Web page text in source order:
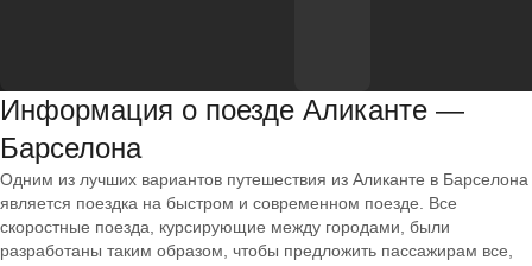
Информация о поезде Аликанте —
Барселона
Одним из лучших вариантов путешествия из Аликанте в Барселона
является поездка на быстром и современном поезде. Все
скоростные поезда, курсирующие между городами, были
разработаны таким образом, чтобы предложить пассажирам все,